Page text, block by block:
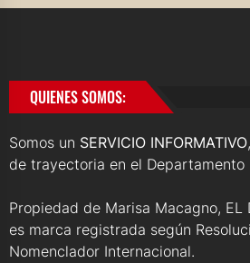
QUIENES SOMOS:
Somos un SERVICIO INFORMATIVO
de trayectoria en el Departamento
Propiedad de Marisa Macagno, EL
es marca registrada según
Nomenclador Internacional.